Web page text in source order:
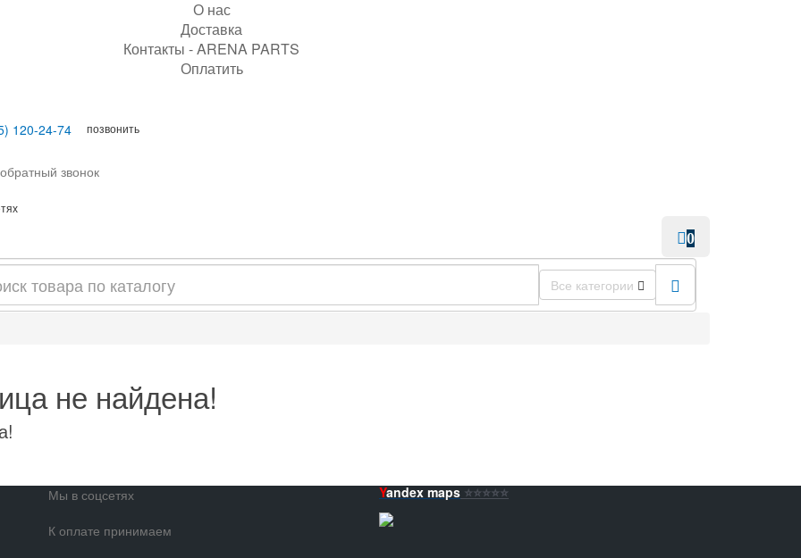
О нас
Доставка
Контакты - ARENA PARTS
Оплатить
120-24-74 позвонить
звонок
0
Все категории
не найдена!
Мы в соцсетях
К оплате принимаем
Yandex maps ⭐️⭐️⭐️⭐️⭐️